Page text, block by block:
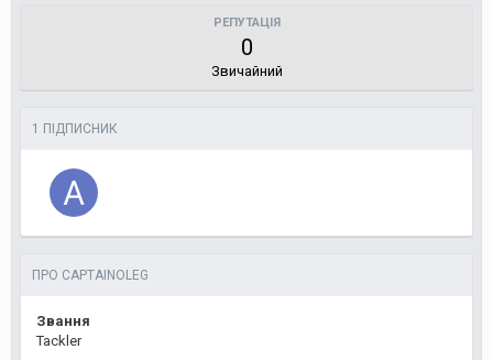
РЕПУТАЦІЯ
0
Звичайний
1 ПІДПИСНИК
ПРО CAPTAINOLEG
Звання
Tackler